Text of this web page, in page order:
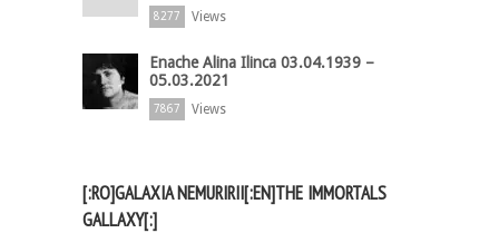
8277 Views
Enache Alina Ilinca 03.04.1939 –
05.03.2021
7867 Views
[:RO]GALAXIA NEMURIRII[:EN]THE IMMORTALS
GALLAXY[:]